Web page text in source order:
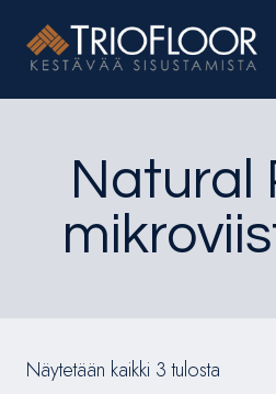
sisältöön
Natural
Näytetään kaikki 3 tulosta